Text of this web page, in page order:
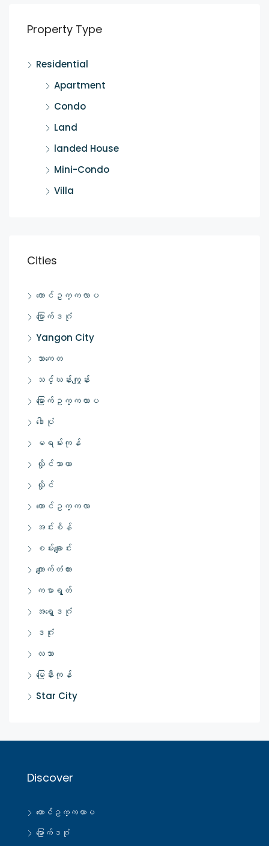
Property Type
Residential
Apartment
Condo
Land
landed House
Mini-Condo
Villa
Cities
တောင်ဥက္ကလာပ
မြောက်ဒဂုံ
Yangon City
သာကေတ
သင်္ဃန်းကျွန်း
မြောက်ဥက္ကလာပ
ဒေါပုံ
မရမ်းကုန်
လှိုင်သာယာ
လှိုင်
တောင်ဥက္ကလာ
အင်းစိန်
စမ်းချောင်း
ကျောက်တံတား
ကမာရွတ်
အရှေ့ဒဂုံ
ဒဂုံး
လသာ
မြေနီးကုန်
Star City
Discover
တောင်ဥက္ကလာပ
မြောက်ဒဂုံ